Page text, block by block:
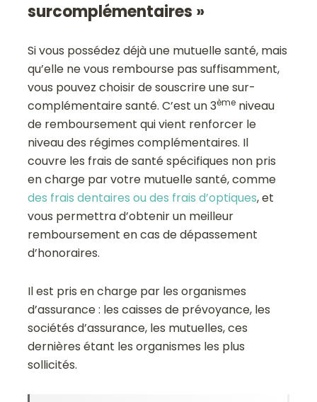
surcomplémentaires »
Si vous possédez déjà une mutuelle santé, mais
qu’elle ne vous rembourse pas suffisamment,
vous pouvez choisir de souscrire une sur-
complémentaire santé. C’est un 3ème niveau
de remboursement qui vient renforcer le
niveau des régimes complémentaires. Il
couvre les frais de santé spécifiques non pris
en charge par votre mutuelle santé, comme
des frais dentaires ou des frais d’optiques, et
vous permettra d’obtenir un meilleur
remboursement en cas de dépassement
d’honoraires.
Il est pris en charge par les organismes
d’assurance : les caisses de prévoyance, les
sociétés d’assurance, les mutuelles, ces
dernières étant les organismes les plus
sollicités.